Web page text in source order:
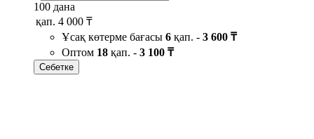
100 дана
қап. 4 000 ₸
Ұсақ көтерме бағасы 6 қап. - 3 600 ₸
Оптом 18 қап. - 3 100 ₸
Себетке